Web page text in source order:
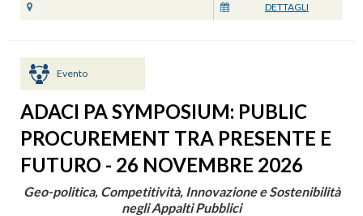
DETTAGLI
Evento
ADACI PA SYMPOSIUM: PUBLIC
PROCUREMENT TRA PRESENTE E
FUTURO - 26 NOVEMBRE 2026
Geo-politica, Competitività, Innovazione e Sostenibilità
negli Appalti Pubblici